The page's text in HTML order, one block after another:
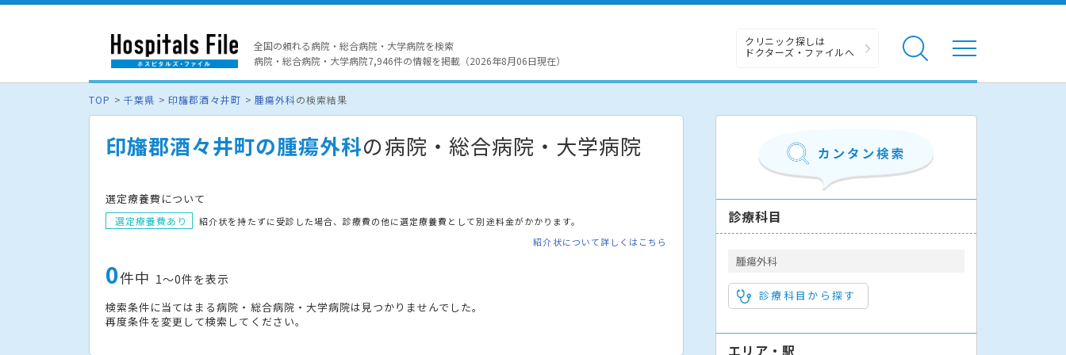
全国の頼れる病院・総合病院・大学病院を検索
病院・総合病院・大学病院7,946件の情報を掲載（2026年8月06日現在）
クリニック探しは
ドクターズ・ファイルへ
TOP 千葉県 印旛郡酒々井町 腫瘍外科の検索結果
印旛郡酒々井町の腫瘍外科の病院・総合病院・大学病院
選定療養費について
選定療養費あり
紹介状を持たずに受診した場合、診療費の他に選定療養費として別途料金がかかります。
紹介状について詳しくはこちら
0件中 1〜0件を表示
検索条件に当てはまる病院・総合病院・大学病院は見つかりませんでした。
再度条件を変更して検索してください。
診療科目
腫瘍外科
診療科目から探す
エリア・駅